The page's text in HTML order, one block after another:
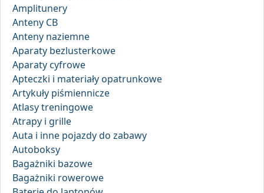
Amplitunery
Anteny CB
Anteny naziemne
Aparaty bezlusterkowe
Aparaty cyfrowe
Apteczki i materiały opatrunkowe
Artykuły piśmiennicze
Atlasy treningowe
Atrapy i grille
Auta i inne pojazdy do zabawy
Autoboksy
Bagażniki bazowe
Bagażniki rowerowe